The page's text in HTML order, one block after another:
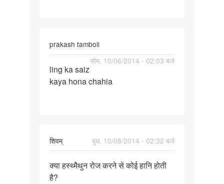
prakash tamboli
सोम, 10/06/2014 - 02:03 बजे
ling
ka
ling ka saiz
kaya hona chahia
शिवम्
बुध, 10/08/2014 - 02:32 बजे
क्या
हस्थ्मैथुन
क्या हस्थ्मैथुन रोज करने से कोई हानि होती
है?